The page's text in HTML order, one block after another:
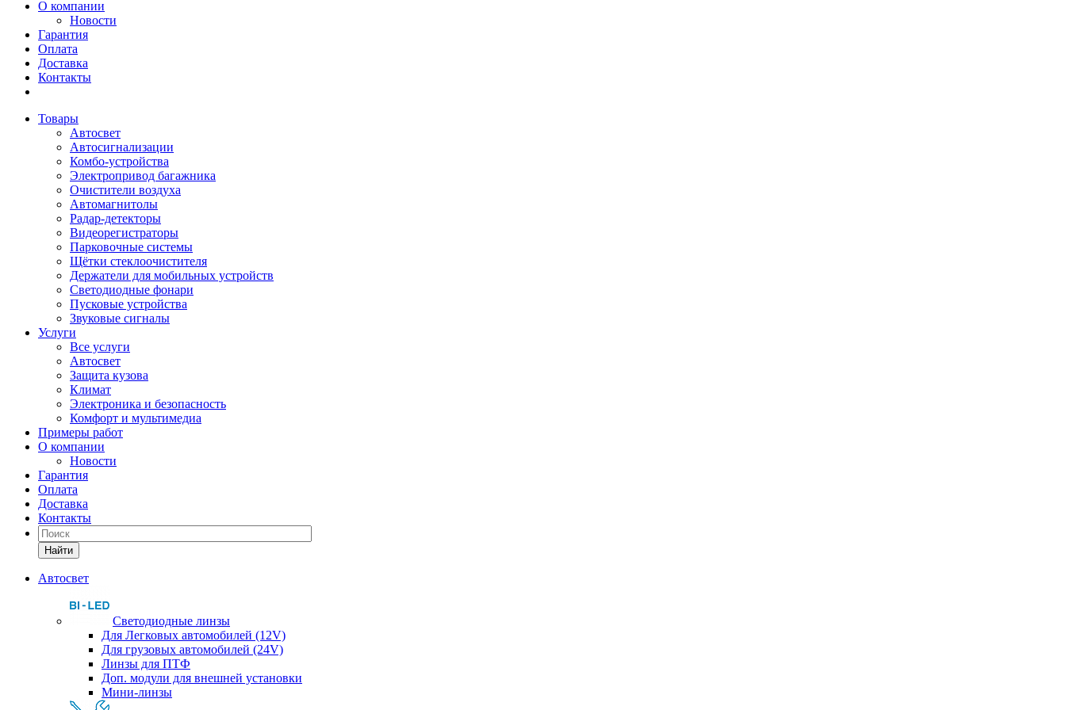
О компании
Новости
Гарантия
Оплата
Доставка
Контакты
Товары
Автосвет
Автосигнализации
Комбо-устройства
Электропривод багажника
Очистители воздуха
Автомагнитолы
Радар-детекторы
Видеорегистраторы
Парковочные системы
Щётки стеклоочистителя
Держатели для мобильных устройств
Светодиодные фонари
Пусковые устройства
Звуковые сигналы
Услуги
Все услуги
Автосвет
Защита кузова
Климат
Электроника и безопасность
Комфорт и мультимедиа
Примеры работ
О компании
Новости
Гарантия
Оплата
Доставка
Контакты
Найти
Автосвет
Светодиодные линзы
Для Легковых автомобилей (12V)
Для грузовых автомобилей (24V)
Линзы для ПТФ
Доп. модули для внешней установки
Мини-линзы